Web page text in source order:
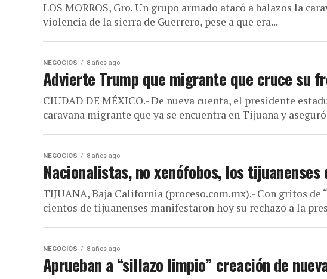
LOS MORROS, Gro. Un grupo armado atacó a balazos la
violencia de la sierra de Guerrero, pese a que era...
NEGOCIOS 8 años ago
Advierte Trump que migrante que cruce su
CIUDAD DE MÉXICO.- De nueva cuenta, el presidente
caravana migrante que ya se encuentra en Tijuana y
NEGOCIOS 8 años ago
Nacionalistas, no xenófobos, los
TIJUANA, Baja California (proceso.com.mx).- Con gritos de
cientos de tijuanenses manifestaron hoy su rechazo a la
NEGOCIOS 8 años ago
Aprueban a “sillazo limpio” creación de